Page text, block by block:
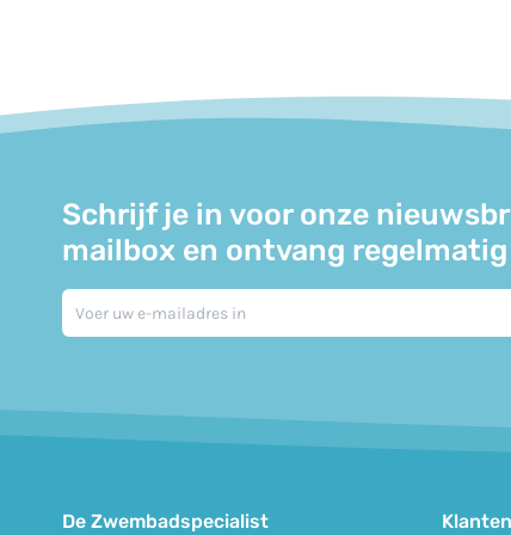
Schrijf je in voor onze
mailbox en ontvang regelmatig
De Zwembadspecialist